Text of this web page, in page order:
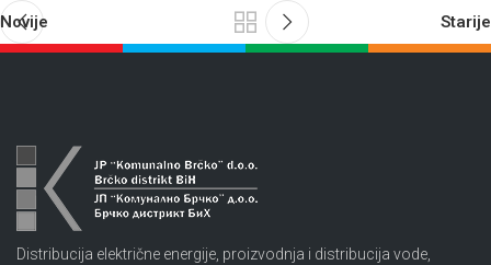
Novije Starije
Distribucija električne energije, proizvodnja i distribucija vode,